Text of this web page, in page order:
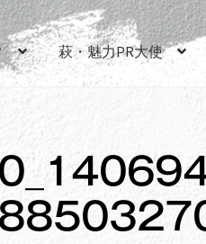
萩・魅力PR大使